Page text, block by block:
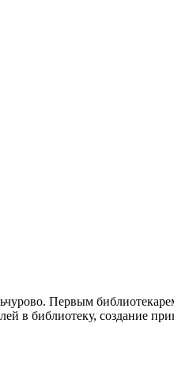
Первым
библиотеку, создание